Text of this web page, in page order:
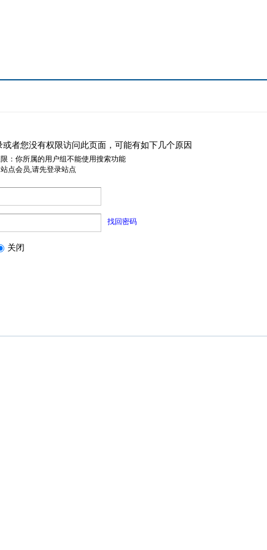
或者您没有权限访问此页面，可能有如下几个原因
：你所属的用户组不能使用搜索功能
点会员,请先登录站点
找回密码
关闭